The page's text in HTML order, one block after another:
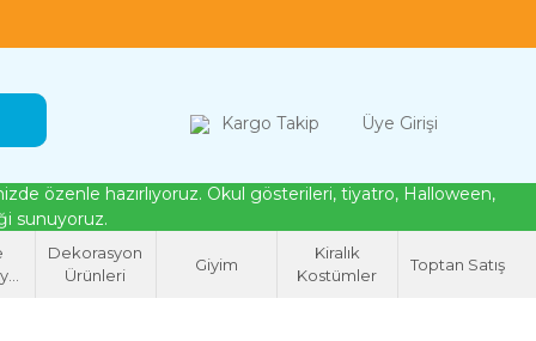
Kargo Takip Üye Girişi
özenle hazırlıyoruz. Okul gösterileri, tiyatro, Halloween,
sunuyoruz.
Dekorasyon
Ürünleri
Giyim
Kiralık
Kostümler
Toptan Satış